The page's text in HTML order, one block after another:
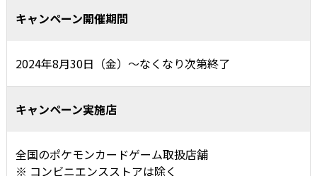
キャンペーン開催期間
2024年8月30日（金）～なくなり次第終了
キャンペーン実施店
全国のポケモンカードゲーム取扱店舗
コンビニエンスストアは除く